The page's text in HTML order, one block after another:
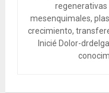
regenerativas
mesenquimales,
crecimiento,
Inicié Dolor-